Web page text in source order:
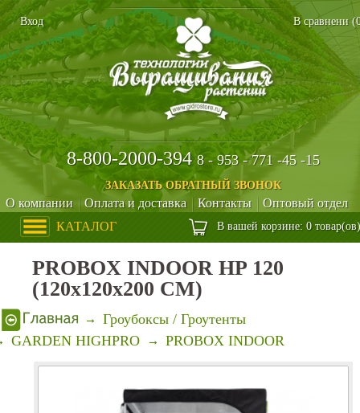
КАТАЛОГ В вашей корзине: 0 товар(ов)
8-800-2000-3948 - 953 - 771 -45 -15
ЗАКАЗАТЬ ОБРАТНЫЙ ЗВОНОК
О компании Оплата и доставка Контакты Оптовый отдел
В сравнени (
Вход
PROBOX INDOOR HP 120
(120х120х200 CM)
Гроубоксы / Гроутенты
GARDEN HIGHPRO
PROBOX INDOOR